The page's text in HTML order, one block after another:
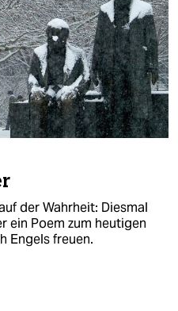
der Wahrheit: Diesmal
ein Poem zum heutigen
Engels freuen.